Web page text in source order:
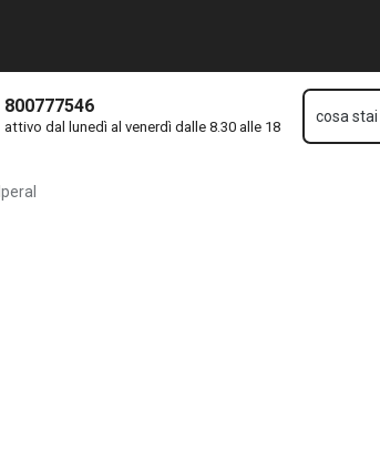
800777546
attivo dal lunedì al venerdì dalle 8.30 alle 18
cosa
Iperal